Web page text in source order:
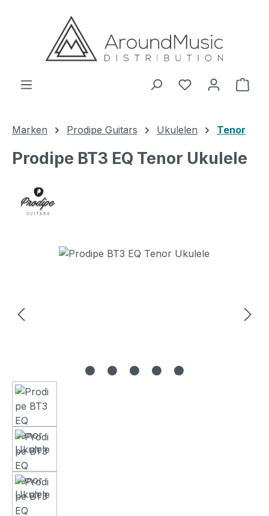
Zum Hauptinhalt springen
Marken Prodipe Guitars Ukulelen Tenor
Prodipe BT3 EQ Tenor Ukulele
Bildergalerie überspringen